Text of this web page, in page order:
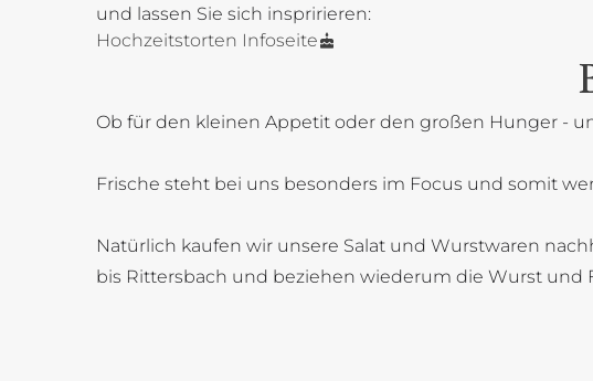
und lassen Sie sich inspririeren:
Hochzeitstorten Infoseite
Ob für den kleinen Appetit oder den großen Hunger -
Frische steht bei uns besonders im Focus und somit
Natürlich kaufen wir unsere Salat und Wurstwaren
bis Rittersbach und beziehen wiederum die Wurst und